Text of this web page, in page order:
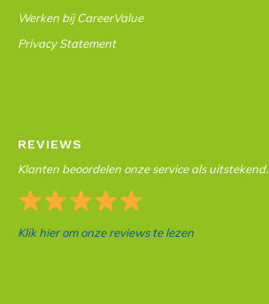
Werken bij CareerValue
Privacy Statement
REVIEWS
Klanten beoordelen onze service als uitstekend.
Klik hier om onze reviews te lezen